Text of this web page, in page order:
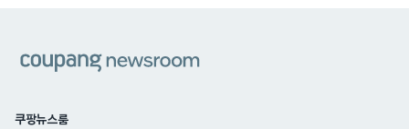
쿠팡뉴스룸